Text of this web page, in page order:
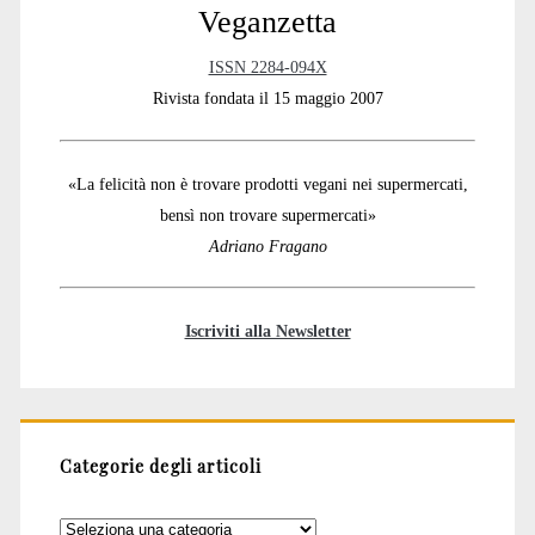
Veganzetta
ISSN 2284-094X
Rivista fondata il 15 maggio 2007
«La felicità non è trovare prodotti vegani nei supermercati,
bensì non trovare supermercati»
Adriano Fragano
Iscriviti alla Newsletter
Categorie degli articoli
Categorie